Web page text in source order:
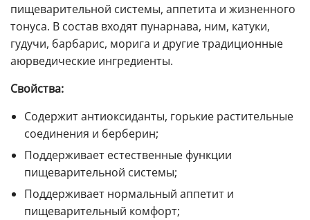
пищеварительной системы, аппетита и жизненного
тонуса. В состав входят пунарнава, ним, катуки,
гудучи, барбарис, морига и другие традиционные
аюрведические ингредиенты.
Свойства:
Содержит антиоксиданты, горькие растительные
соединения и берберин;
Поддерживает естественные функции
пищеварительной системы;
Поддерживает нормальный аппетит и
пищеварительный комфорт;